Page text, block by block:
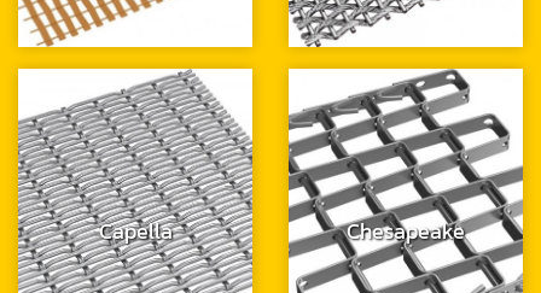
Capella Chesapeake